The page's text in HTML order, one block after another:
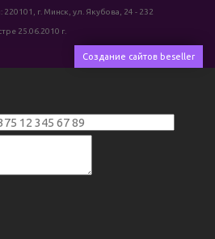
г. Минск, ул. Якубова, 24 - 232
25.06.2010 г.
Создание сайтов beseller